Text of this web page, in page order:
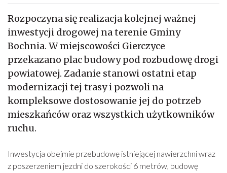
Rozpoczyna się realizacja kolejnej ważnej
inwestycji drogowej na terenie Gminy
Bochnia. W miejscowości Gierczyce
przekazano plac budowy pod rozbudowę drogi
powiatowej. Zadanie stanowi ostatni etap
modernizacji tej trasy i pozwoli na
kompleksowe dostosowanie jej do potrzeb
mieszkańców oraz wszystkich użytkowników
ruchu.
Inwestycja obejmie przebudowę istniejącej nawierzchni wraz
z poszerzeniem jezdni do szerokości 6 metrów, budowę